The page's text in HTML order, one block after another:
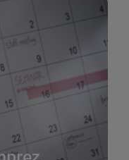
planowane
organizowane
terminy
konkursów.